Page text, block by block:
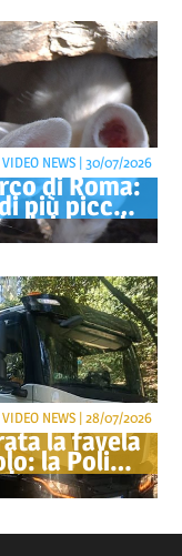
di Roma:
più piccoli
del mondo
VIDEO NEWS | 30/07/2026
la favela
la Polizia
persone
VIDEO NEWS | 28/07/2026